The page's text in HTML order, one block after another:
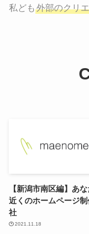
私ども 外部のクリ
【新潟市南区編】あ
近くのホームページ
社
2021.11.18